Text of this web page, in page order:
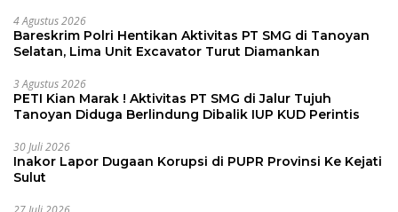
4 Agustus 2026
Bareskrim Polri Hentikan Aktivitas PT SMG di Tanoyan
Selatan, Lima Unit Excavator Turut Diamankan
3 Agustus 2026
PETI Kian Marak ! Aktivitas PT SMG di Jalur Tujuh
Tanoyan Diduga Berlindung Dibalik IUP KUD Perintis
30 Juli 2026
Inakor Lapor Dugaan Korupsi di PUPR Provinsi Ke Kejati
Sulut